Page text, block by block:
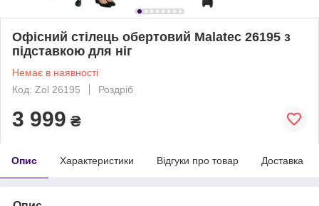
Офісний стілець обертовий Malatec 26195 з
підставкою для ніг
Немає в наявності
Код: Zol 26195
Роздріб
3 999 ₴
Опис Характеристики Відгуки про товар Доставка